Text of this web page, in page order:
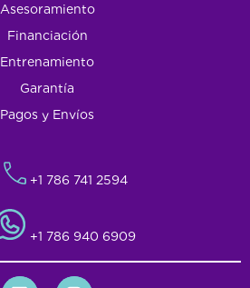
Asesoramiento
Financiación
Entrenamiento
Garantía
Pagos y Envíos
+1 786 741 2594
+1 786 940 6909